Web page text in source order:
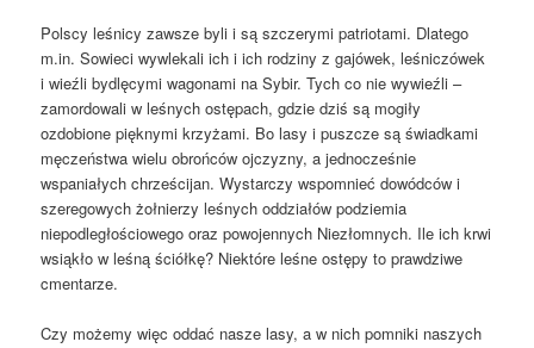
Polscy leśnicy zawsze byli i są szczerymi patriotami. Dlatego
m.in. Sowieci wywlekali ich i ich rodziny z gajówek, leśniczówek
i wieźli bydlęcymi wagonami na Sybir. Tych co nie wywieźli –
zamordowali w leśnych ostępach, gdzie dziś są mogiły
ozdobione pięknymi krzyżami. Bo lasy i puszcze są świadkami
męczeństwa wielu obrońców ojczyzny, a jednocześnie
wspaniałych chrześcijan. Wystarczy wspomnieć dowódców i
szeregowych żołnierzy leśnych oddziałów podziemia
niepodległościowego oraz powojennych Niezłomnych. Ile ich krwi
wsiąkło w leśną ściółkę? Niektóre leśne ostępy to prawdziwe
cmentarze.
Czy możemy więc oddać nasze lasy, a w nich pomniki naszych